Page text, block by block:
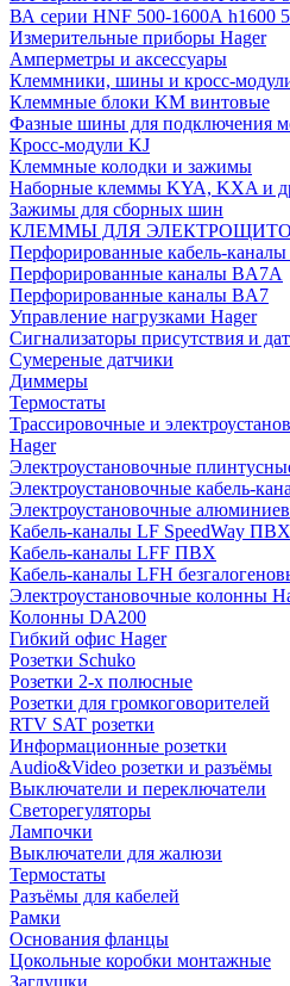
ВА серии HNF 500-1600А h1600
Измерительные приборы Hager
Амперметры и аксессуары
Клеммники, шины и кросс-
Клеммные блоки KM винтовые
Фазные шины для подключения
Кросс-модули KJ
Клеммные колодки и зажимы
Наборные клеммы KYA, KXA и
Зажимы для сборных шин
КЛЕММЫ ДЛЯ
Перфорированные кабель-
Перфорированные каналы BA7A
Перфорированные каналы BA7
Управление нагрузками Hager
Сигнализаторы присутствия и
Сумереные датчики
Диммеры
Термостаты
Трассировочные и
Hager
Электроустановочные
Электроустановочные кабель-
Электроустановочные
Кабель-каналы LF SpeedWay ПВХ
Кабель-каналы LFF ПВХ
Кабель-каналы LFH
Электроустановочные колонны
Колонны DA200
Гибкий офис Hager
Розетки Schuko
Розетки 2-х полюсные
Розетки для громкоговорителей
RTV SAT розетки
Информационные розетки
Audio&Video розетки и разъёмы
Выключатели и переключатели
Светорегуляторы
Лампочки
Выключатели для жалюзи
Термостаты
Разъёмы для кабелей
Рамки
Основания фланцы
Цокольные коробки монтажные
Заглушки